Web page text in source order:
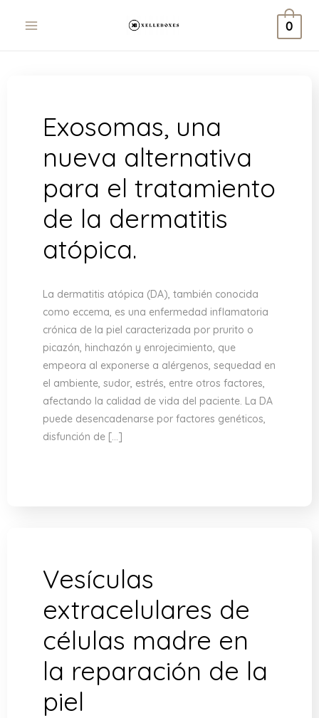
0
Exosomas, una
nueva alternativa
para el tratamiento
de la dermatitis
atópica.
La dermatitis atópica (DA), también conocida
como eccema, es una enfermedad inflamatoria
crónica de la piel caracterizada por prurito o
picazón, hinchazón y enrojecimiento, que
empeora al exponerse a alérgenos, sequedad en
el ambiente, sudor, estrés, entre otros factores,
afectando la calidad de vida del paciente. La DA
puede desencadenarse por factores genéticos,
disfunción de […]
Vesículas
extracelulares de
células madre en
la reparación de la
piel